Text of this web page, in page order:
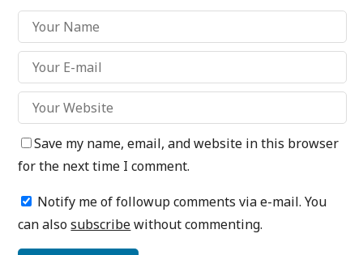
Save my name, email, and website in this browser
for the next time I comment.
Notify me of followup comments via e-mail. You
can alsosubscribewithout commenting.